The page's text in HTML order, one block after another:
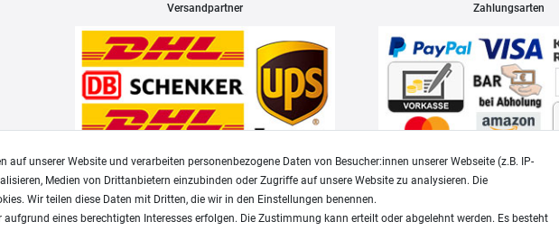
Versandpartner Zahlungsarten
Widerrufsrecht
auf unserer Website und verarbeiten personenbezogene Daten von Besucher:innen unserer Webseite (z.B. IP-
Medien von Drittanbietern einzubinden oder Zugriffe auf unsere Website zu analysieren. Die
Wir teilen diese Daten mit Dritten, die wir in den Einstellungen benennen.
eines berechtigten Interesses erfolgen. Die Zustimmung kann erteilt oder abgelehnt werden. Es besteht